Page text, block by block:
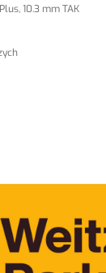
10.3 mm TAK